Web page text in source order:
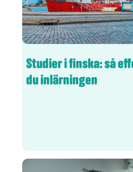
Studier i finska: så
du inlärningen